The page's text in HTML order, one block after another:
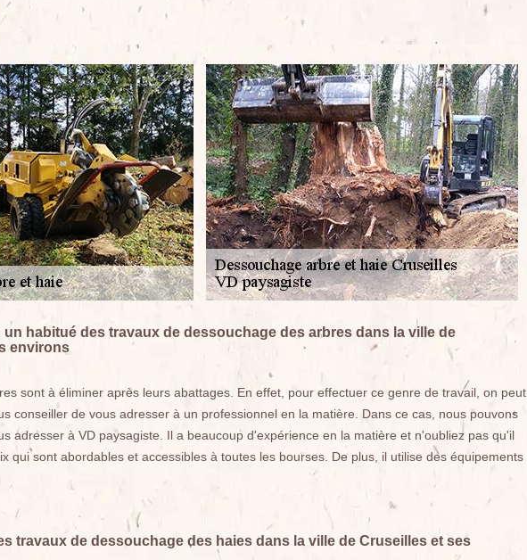
un habitué des travaux de dessouchage des arbres dans la ville de
environs
sont à éliminer après leurs abattages. En effet, pour effectuer ce genre de travail, on peut
conseiller de vous adresser à un professionnel en la matière. Dans ce cas, nous pouvons
adresser à VD paysagiste. Il a beaucoup d'expérience en la matière et n'oubliez pas qu'il
qui sont abordables et accessibles à toutes les bourses. De plus, il utilise des équipements
travaux de dessouchage des haies dans la ville de Cruseilles et ses